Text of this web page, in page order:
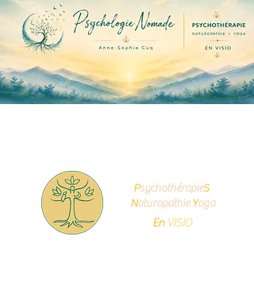
PsychothérapieS
NaturopathieYoga
En VISIO